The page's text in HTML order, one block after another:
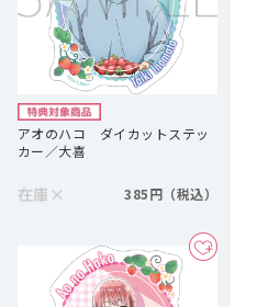
アオのハコ ダイカットステッ
カー／大喜
在庫 × 385円